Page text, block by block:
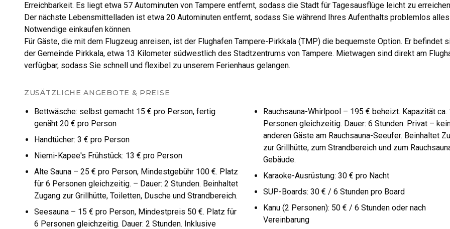
Erreichbarkeit. Es liegt etwa 57 Autominuten von Tampere entfernt, sodass die Stadt für Tagesausflüge leicht zu
Der nächste Lebensmittelladen ist etwa 20 Autominuten entfernt, sodass Sie während Ihres Aufenthalts problemlos alles
Notwendige einkaufen können.
Für Gäste, die mit dem Flugzeug anreisen, ist der Flughafen Tampere-Pirkkala (TMP) die bequemste Option. Er befindet
der Gemeinde Pirkkala, etwa 13 Kilometer südwestlich des Stadtzentrums von Tampere. Mietwagen sind direkt am
verfügbar, sodass Sie schnell und flexibel zu unserem Ferienhaus gelangen.
ZUSÄTZLICHE ANGEBOTE & PREISE
Bettwäsche: selbst gemacht 15 € pro Person, fertig
genäht 20 € pro Person
Handtücher: 3 € pro Person
Niemi-Kapee's Frühstück: 13 € pro Person
Alte Sauna – 25 € pro Person, Mindestgebühr 100 €. Platz
für 6 Personen gleichzeitig. – Dauer: 2 Stunden. Beinhaltet
Zugang zur Grillhütte, Toiletten, Dusche und Strandbereich.
Seesauna – 15 € pro Person, Mindestpreis 50 €. Platz für
6 Personen gleichzeitig. Dauer: 2 Stunden. Inklusive
Rauchsauna-Whirlpool – 195 € beheizt. Kapazität ca.
Personen gleichzeitig. Dauer: 6 Stunden. Privat –
anderen Gäste am Rauchsauna-Seeufer. Beinhaltet
zur Grillhütte, zum Strandbereich und zum
Gebäude.
Karaoke-Ausrüstung: 30 € pro Nacht
SUP-Boards: 30 € / 6 Stunden pro Board
Kanu (2 Personen): 50 € / 6 Stunden oder nach
Vereinbarung